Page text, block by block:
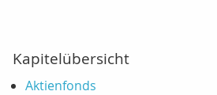
Kapitelübersicht
Aktienfonds